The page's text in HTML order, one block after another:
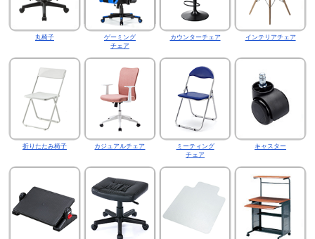
丸椅子
ゲーミング
チェア
カウンターチェア インテリアチェア
折りたたみ椅子 カジュアルチェア
ミーティング
チェア
キャスター